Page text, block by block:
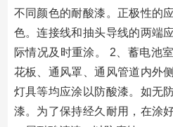
不同颜色的耐酸漆。正极性的
色。连接线和抽头导线的两端
际情况及时重涂。 2、蓄电池
花板、通风罩、通风管道内外
灯具等均应涂以防酸漆。如无
漆。为了保持经久耐用，在涂